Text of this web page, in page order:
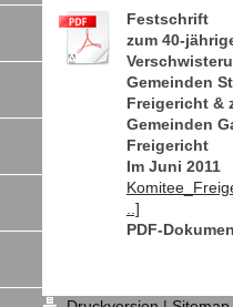
Festschrift
zum 40-
Gemeinden
Freigericht &
Gemeinden
Freigericht
Im Juni 2011
..]
PDF-